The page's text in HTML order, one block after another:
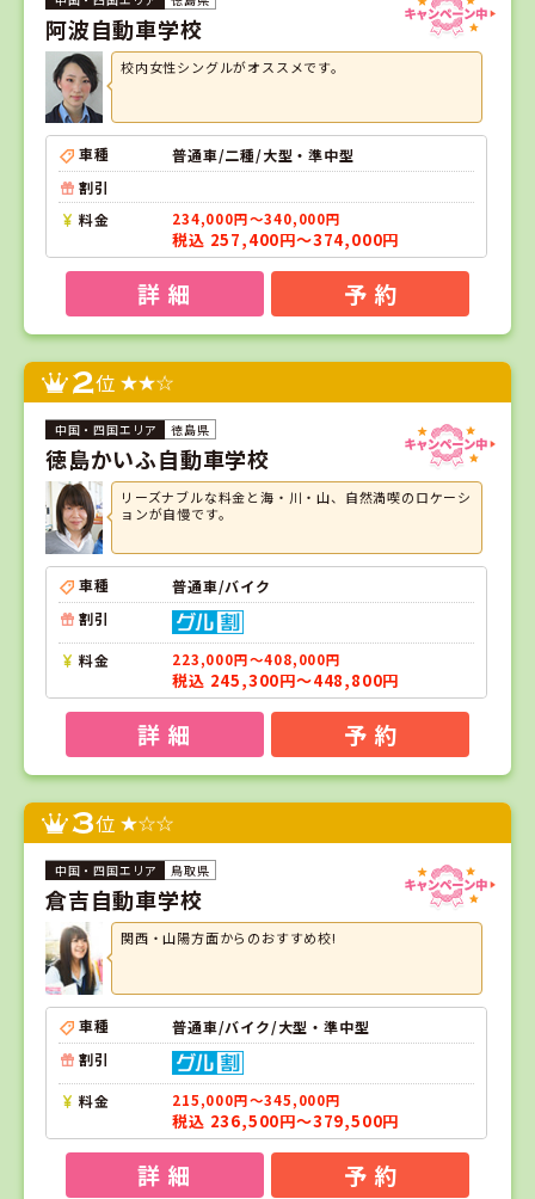
阿波自動車学校
校内女性シングルがオススメです。
車種
普通車/二種/大型・準中型
割引
料金
234,000円～340,000円
税込 257,400円～374,000円
詳 細 予 約
2位
徳島県
徳島かいふ自動車学校
リーズナブルな料金と海・川・山、自然満喫のロケーシ
ョンが自慢です。
車種
普通車/バイク
割引
料金 223,000円～408,000円
税込 245,300円～448,800円
詳 細 予 約
3位
鳥取県
倉吉自動車学校
関西・山陽方面からのおすすめ校!
車種
普通車/バイク/大型・準中型
割引
料金 215,000円～345,000円
税込 236,500円～379,500円
詳 細 予 約